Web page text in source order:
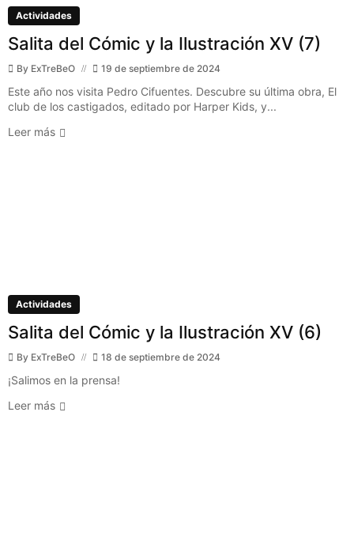
Actividades
Salita del Cómic y la Ilustración XV (7)
By ExTreBeO 19 de septiembre de 2024
Este año nos visita Pedro Cifuentes. Descubre su última obra, El
club de los castigados, editado por Harper Kids, y...
Leer más
Actividades
Salita del Cómic y la Ilustración XV (6)
By ExTreBeO 18 de septiembre de 2024
¡Salimos en la prensa!
Leer más